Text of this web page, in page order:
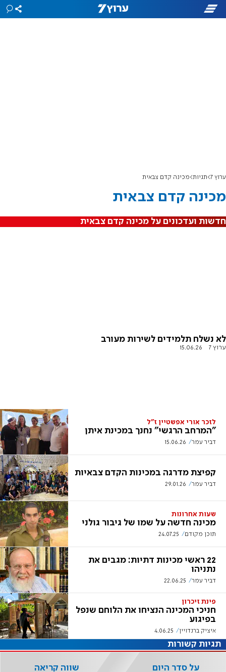
ערוץ 7 תגיות מכינה קדם צבאית
מכינה קדם צבאית
חדשות ועדכונים על מכינה קדם צבאית
לא נשלח תלמידים לשירות מעורב
ערוץ 7 15.06.26
לזכר אורי אפשטיין ז"ל
"המרחב הרגשי" נחנך במכינת איתן
דביר עמר 15.06.26
קפיצת מדרגה במכינות הקדם צבאיות
דביר עמר 29.01.26
שעות אחרונות
מכינה חדשה על שמו של גיבור גולני
תוכן מקודם 24.07.25
22 ראשי מכינות דתיות: מגבים את
נתניהו
דביר עמר 22.06.25
פינת זיכרון
חניכי המכינה הנציחו את הלוחם שנפל
בפיגוע
איציק ברנדויין 4.06.25
תגיות קשורות
על סדר היום שווה קריאה